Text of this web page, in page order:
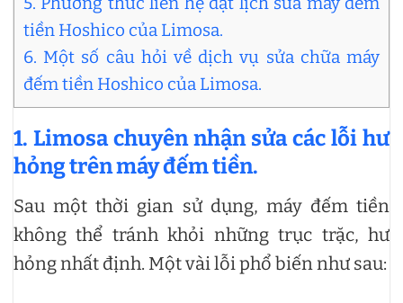
tiền Hoshico của Limosa.
6. Một số câu hỏi về dịch vụ sửa chữa máy
đếm tiền Hoshico của Limosa.
1. Limosa chuyên nhận sửa các lỗi hư
hỏng trên máy đếm tiền.
Sau một thời gian sử dụng, máy đếm tiền
không thể tránh khỏi những trục trặc, hư
hỏng nhất định. Một vài lỗi phổ biến như sau: